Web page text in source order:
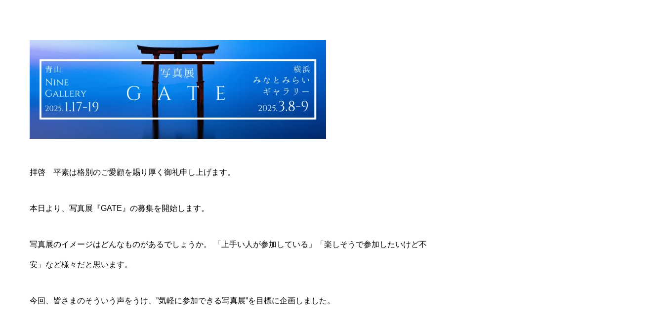
拝啓 平素は格別のご愛顧を賜り厚く御礼申し上げます。
本日より、写真展『GATE』の募集を開始します。
写真展のイメージはどんなものがあるでしょうか。 「上手い人が参加している」「楽しそうで参加したいけど不
安」など様々だと思います。
今回、皆さまのそういう声をうけ、”気軽に参加できる写真展”を目標に企画しました。